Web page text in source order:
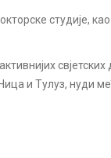
студије,
и Тулуз, нуди